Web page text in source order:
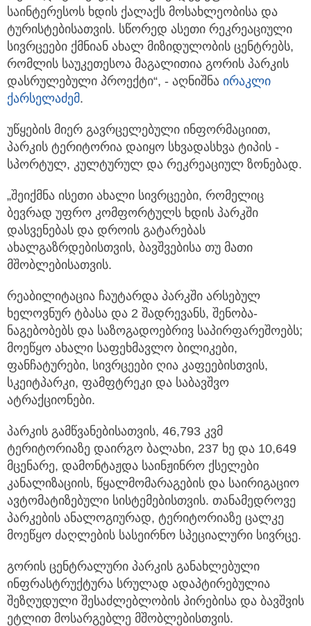
საინტერესოს ხდის ქალაქს მოსახლეობისა და
ტურისტებისათვის. სწორედ ასეთი რეკრეაციული
სივრცეები ქმნიან ახალ მიზიდულობის ცენტრებს,
რომლის საუკეთესოა მაგალითია გორის პარკის
დასრულებული პროექტი“, - აღნიშნა ირაკლი
ქარსელაძემ.
უწყების მიერ გავრცელებული ინფორმაციით,
პარკის ტერიტორია დაიყო სხვადასხვა ტიპის -
სპორტულ, კულტურულ და რეკრეაციულ ზონებად.
„შეიქმნა ისეთი ახალი სივრცეები, რომელიც
ბევრად უფრო კომფორტულს ხდის პარკში
დასვენებას და დროის გატარებას
ახალგაზრდებისთვის, ბავშვებისა თუ მათი
მშობლებისათვის.
რეაბილიტაცია ჩაუტარდა პარკში არსებულ
ხელოვნურ ტბასა და 2 შადრევანს, შენობა-
ნაგებობებს და საზოგადოებრივ საპირფარეშოებს;
მოეწყო ახალი საფეხმავლო ბილიკები,
ფანჩატურები, სივრცეები ღია კაფეებისთვის,
სკეიტპარკი, ფამფტრეკი და საბავშვო
ატრაქციონები.
პარკის გამწვანებისათვის, 46,793 კვმ
ტერიტორიაზე დაირგო ბალახი, 237 ხე და 10,649
მცენარე, დამონტაჟდა საინჟინრო ქსელები
კანალიზაციის, წყალმომარაგების და საირიგაციო
ავტომატიზებული სისტემებისთვის. თანამედროვე
პარკების ანალოგიურად, ტერიტორიაზე ცალკე
მოეწყო ძაღლების სასეირნო სპეციალური სივრცე.
გორის ცენტრალური პარკის განახლებული
ინფრასტრუქტურა სრულად ადაპტირებულია
შეზღუდული შესაძლებლობის პირებისა და ბავშვის
ეტლით მოსარგებლე მშობლებისთვის.